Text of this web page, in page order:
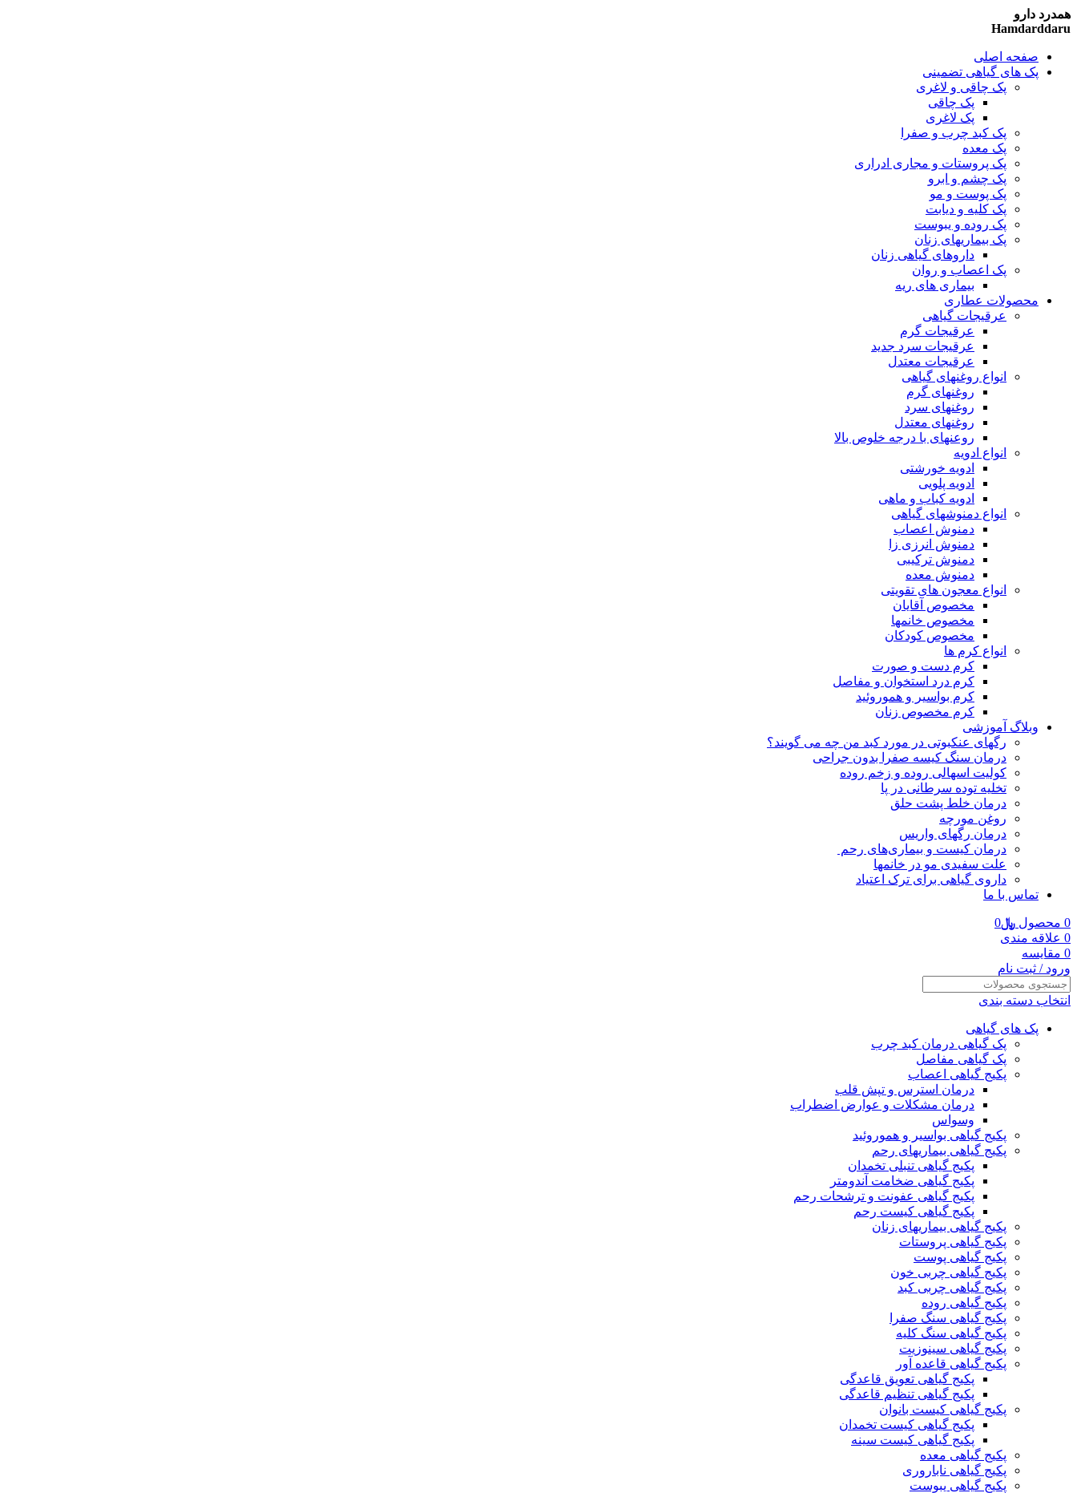
همدرد دارو
Hamdarddaru
صفحه اصلی
پک های گیاهی تضمینی
پک چاقی و لاغری
پک چاقی
پک لاغری
پک کبد چرب و صفرا
پک معده
پک پروستات و مجاری ادراری
پک چشم و ابرو
پک پوست و مو
پک کلیه و دیابت
پک روده و یبوست
پک بیماریهای زنان
داروهای گیاهی زنان
پک اعصاب و روان
بیماری های ریه
محصولات عطاری
عرقیجات گیاهی
عرقیجات گرم
عرقیجات سرد جدید
عرقیجات معتدل
انواع روغنهای گیاهی
روغنهای گرم
روغنهای سرد
روغنهای معتدل
روعنهای با درجه خلوص بالا
انواع ادویه
ادویه خورشتی
ادویه پلویی
ادویه کباب و ماهی
انواع دمنوشهای گیاهی
دمنوش اعصاب
دمنوش انرزی زا
دمنوش ترکیبی
دمنوش معده
انواع معجون های تقویتی
مخصوص آقایان
مخصوص خانمها
مخصوص کودکان
انواع کرم ها
کرم دست و صورت
کرم درد استخوان و مفاصل
کرم بواسیر و هموروئید
کرم مخصوص زنان
وبلاگ آموزشی
رگهای عنکبوتی در مورد کبد من چه می گویند؟
درمان سنگ کیسه صفرا بدون جراحی
کولیت اسهالی روده و زخم روده
تخلیه توده سرطانی در پا
درمان خلط پشت حلق
روغن مورچه
درمان رگهای واریس
درمان کیست و بیماری‌های رحم
علت سفیدی مو در خانمها
داروی گیاهی برای ترک اعتیاد
تماس با ما
0 محصول ﷼0
0 علاقه مندی
0 مقایسه
ورود / ثبت نام
انتخاب دسته بندی
پک های گیاهی
پک گیاهی درمان کبد چرب
پک گیاهی مفاصل
پکیج گیاهی اعصاب
درمان استرس و تپش قلب
درمان مشکلات و عوارض اضطراب
وسواس
پکیج گیاهی بواسیر و هموروئید
پکیج گیاهی بیماریهای رحم
پکیج گیاهی تنبلی تخمدان
پکیج گیاهی ضخامت آندومتر
پکیج گیاهی عفونت و ترشحات رحم
پکیج گیاهی کیست رحم
پکیج گیاهی بیماریهای زنان
پکیج گیاهی پروستات
پکیج گیاهی پوست
پکیج گیاهی چربی خون
پکیج گیاهی چربی کبد
پکیج گیاهی روده
پکیج گیاهی سنگ صفرا
پکیج گیاهی سنگ کلیه
پکیج گیاهی سینوزیت
پکیج گیاهی قاعده آور
پکیج گیاهی تعویق قاعدگی
پکیج گیاهی تنظیم قاعدگی
پکیج گیاهی کیست بانوان
پکیج گیاهی کیست تخمدان
پکیج گیاهی کیست سینه
پکیج گیاهی معده
پکیج گیاهی ناباروری
پکیج گیاهی یبوست